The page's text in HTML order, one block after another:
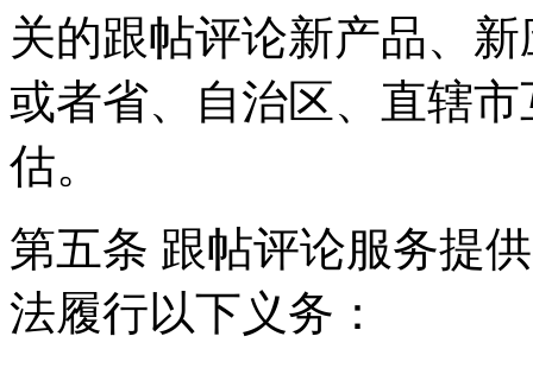
关的跟帖评论新产品、
或者省、自治区、直辖
估。
第五条 跟帖评论服务提
法履行以下义务：